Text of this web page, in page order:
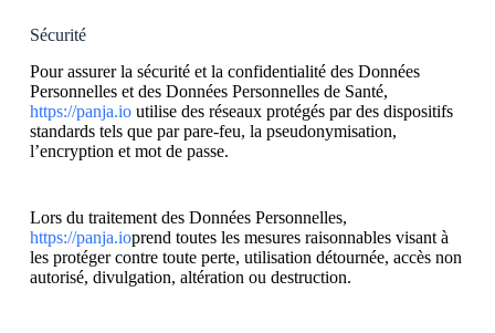
Sécurité
Pour assurer la sécurité et la confidentialité des Données
Personnelles et des Données Personnelles de Santé,
https://panja.ioutilise des réseaux protégés par des dispositifs
standards tels que par pare-feu, la pseudonymisation,
l’encryption et mot de passe.
Lors du traitement des Données Personnelles,
https://panja.ioprend toutes les mesures raisonnables visant à
les protéger contre toute perte, utilisation détournée, accès non
autorisé, divulgation, altération ou destruction.